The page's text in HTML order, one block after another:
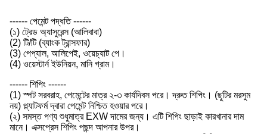
------ পেমেন্ট পদ্ধতি ------
(১) ট্রেড অ্যাসুরেন্স (আলিবাবা)
(2) টি/টি (ব্যাংক ট্রান্সফার)
(3) পেপ্যাল, আলিপেই, ওয়েচ্যাট পে।
(4) ওয়েস্টার্ন ইউনিয়ন, মানি গ্রাম।
------ শিপিং ------
(1) স্পট সরবরাহ, পেমেন্টের মাত্র ২-৩ কার্যদিবস পরে। দ্রুত শিপিং। (ছুটির মরসুম
নয়) প্ল্যাটফর্ম দ্বারা পেমেন্ট নিশ্চিত হওয়ার পরে।
(২) সমস্ত পণ্য শুধুমাত্র EXW দামের জন্য। এটি শিপিং ছাড়াই কারখানার দাম
মানে। এক্সপ্রেস শিপিং পছন্দ আপনার উপর।